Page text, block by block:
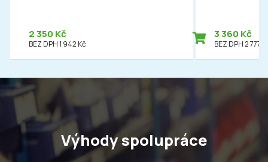
2 350 Kč
BEZ DPH 1 942 Kč
3 360 Kč
BEZ DPH 2 777
Výhody spolupráce